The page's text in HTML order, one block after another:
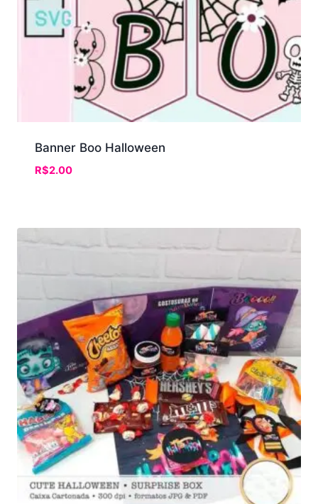
Banner Boo Halloween
R$2.00